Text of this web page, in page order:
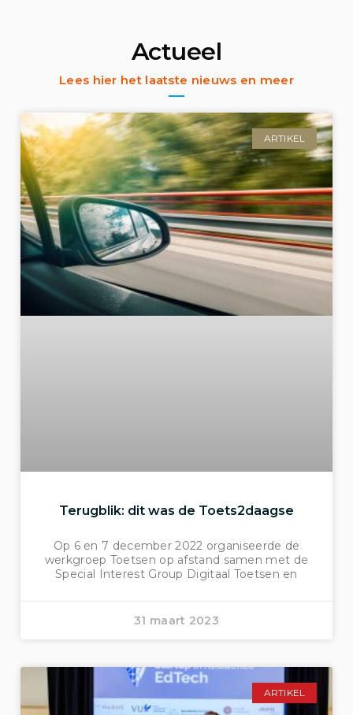
Actueel
Lees hier het laatste nieuws en meer
ARTIKEL
Terugblik: dit was de Toets2daagse
Op 6 en 7 december 2022 organiseerde de
werkgroep Toetsen op afstand samen met de
Special Interest Group Digitaal Toetsen en
31 maart 2023
ARTIKEL